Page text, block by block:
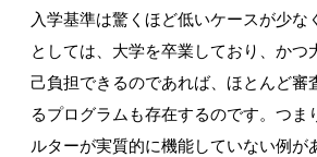
入学基準は驚くほど低いケースが少な
としては、大学を卒業しており、かつ
己負担できるのであれば、ほとんど審
るプログラムも存在するのです。つま
ルターが実質的に機能していない例が